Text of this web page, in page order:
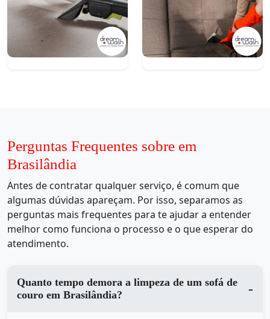
Perguntas Frequentes sobre em
Brasilândia
Antes de contratar qualquer serviço, é comum que
algumas dúvidas apareçam. Por isso, separamos as
perguntas mais frequentes para te ajudar a entender
melhor como funciona o processo e o que esperar do
atendimento.
Quanto tempo demora a limpeza de um sofá de
couro em Brasilândia?